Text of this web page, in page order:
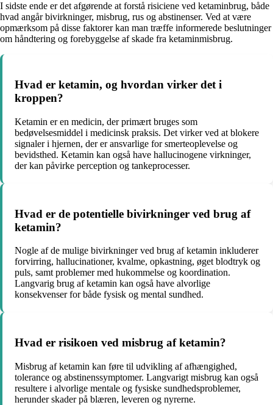
I sidste ende er det afgørende at forstå risiciene ved ketaminbrug, både
hvad angår bivirkninger, misbrug, rus og abstinenser. Ved at være
opmærksom på disse faktorer kan man træffe informerede beslutninger
om håndtering og forebyggelse af skade fra ketaminmisbrug.
Hvad er ketamin, og hvordan virker det i
kroppen?
Ketamin er en medicin, der primært bruges som
bedøvelsesmiddel i medicinsk praksis. Det virker ved at blokere
signaler i hjernen, der er ansvarlige for smerteoplevelse og
bevidsthed. Ketamin kan også have hallucinogene virkninger,
der kan påvirke perception og tankeprocesser.
Hvad er de potentielle bivirkninger ved brug af
ketamin?
Nogle af de mulige bivirkninger ved brug af ketamin inkluderer
forvirring, hallucinationer, kvalme, opkastning, øget blodtryk og
puls, samt problemer med hukommelse og koordination.
Langvarig brug af ketamin kan også have alvorlige
konsekvenser for både fysisk og mental sundhed.
Hvad er risikoen ved misbrug af ketamin?
Misbrug af ketamin kan føre til udvikling af afhængighed,
tolerance og abstinenssymptomer. Langvarigt misbrug kan også
resultere i alvorlige mentale og fysiske sundhedsproblemer,
herunder skader på blæren, leveren og nyrerne.